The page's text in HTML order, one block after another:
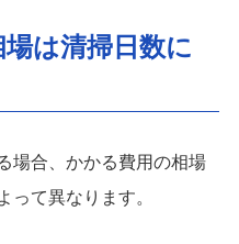
は清掃日数に
場合、かかる費用の相場
って異なります。